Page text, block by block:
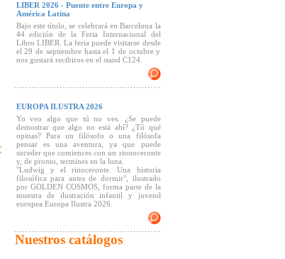
LIBER 2026 - Puente entre Europa y
América Latina
Bajo este título, se celebrará en Barcelona la
44 edición de la Feria Internacional del
Libro LIBER. La feria puede visitarse desde
el 29 de septiembre hasta el 1 de octubre y
nos gustará recibiros en el stand C124.
EUROPA ILUSTRA 2026
Yo veo algo que tú no ves. ¿Se puede
demostrar que algo no está ahí? ¿Tú qué
opinas? Para un filósofo o una filósofa
pensar es una aventura, ya que puede
suceder que comiences con un rionoceronte
y, de pronto, termines en la luna.
"Ludwig y el rinoceronte. Una historia
filosófica para antes de dormir", ilustrado
por GOLDEN COSMOS, forma parte de la
muestra de ilustración infantil y juvenil
europea Europa Ilustra 2026.
Nuestros catálogos